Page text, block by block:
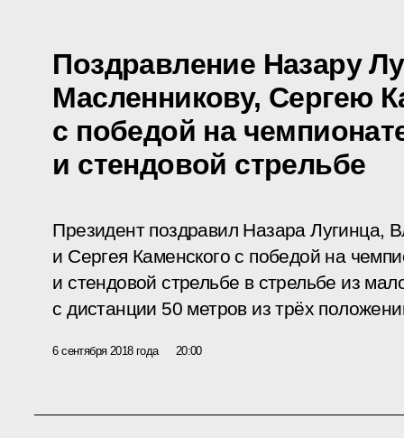
Поздравление Назару
Масленникову, Сергею
с победой на
и стендовой стрельбе
Президент поздравил Назара Лугинца,
и Сергея Каменского с победой на
и стендовой стрельбе в стрельбе из
с дистанции 50 метров из трёх
6 сентября 2018 года 20:00